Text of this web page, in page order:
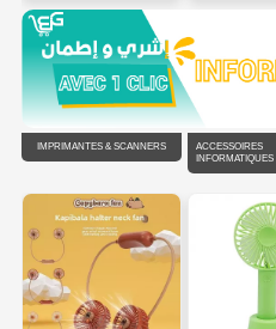
IMPRIMANTES & SCANNERS
ACCESSOIRES
INFORMATIQUES